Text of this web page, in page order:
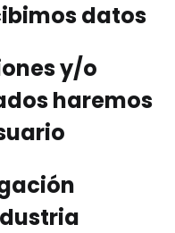
datos
y/o
haremos